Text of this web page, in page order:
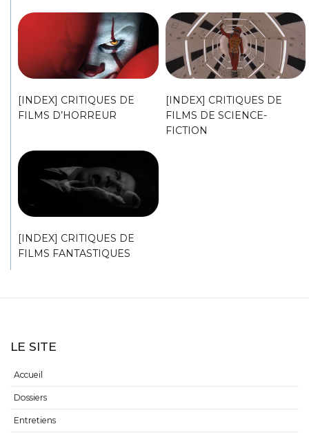
[INDEX] CRITIQUES DE
FILMS D’HORREUR
[INDEX] CRITIQUES DE
FILMS DE SCIENCE-
FICTION
[INDEX] CRITIQUES DE
FILMS FANTASTIQUES
LE SITE
Accueil
Dossiers
Entretiens